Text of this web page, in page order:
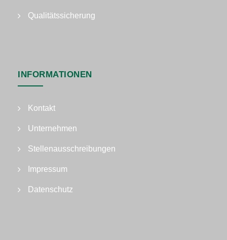
Qualitätssicherung
INFORMATIONEN
Kontakt
Unternehmen
Stellenausschreibungen
Impressum
Datenschutz